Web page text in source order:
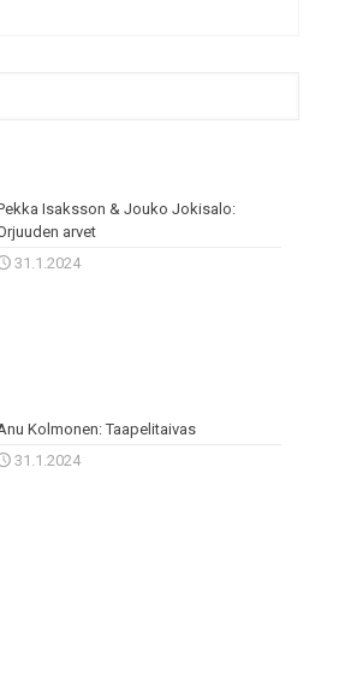
Isaksson & Jouko Jokisalo:
arvet
31.1.2024
Kolmonen: Taapelitaivas
31.1.2024